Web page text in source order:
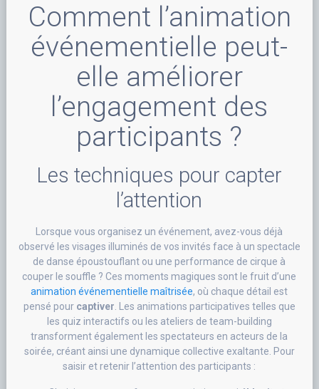
Comment l’animation
événementielle peut-
elle améliorer
l’engagement des
participants ?
Les techniques pour capter
l’attention
Lorsque vous organisez un événement, avez-vous déjà
observé les visages illuminés de vos invités face à un spectacle
de danse époustouflant ou une performance de cirque à
couper le souffle ? Ces moments magiques sont le fruit d’une
animation événementielle maîtrisée, où chaque détail est
pensé pour captiver. Les animations participatives telles que
les quiz interactifs ou les ateliers de team-building
transforment également les spectateurs en acteurs de la
soirée, créant ainsi une dynamique collective exaltante. Pour
saisir et retenir l’attention des participants :